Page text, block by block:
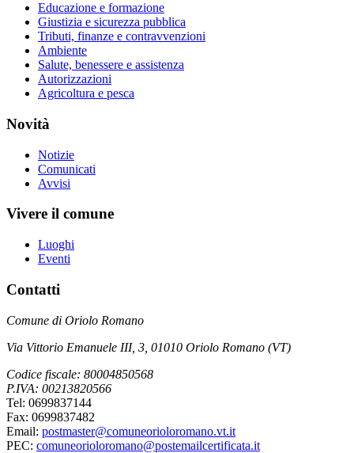
Educazione e formazione
Giustizia e sicurezza pubblica
Tributi, finanze e contravvenzioni
Ambiente
Salute, benessere e assistenza
Autorizzazioni
Agricoltura e pesca
Novità
Notizie
Comunicati
Avvisi
Vivere il comune
Luoghi
Eventi
Contatti
Comune di Oriolo Romano
Via Vittorio Emanuele III, 3, 01010 Oriolo Romano (VT)
Codice fiscale: 80004850568
P.IVA: 00213820566
Tel: 0699837144
Fax: 0699837482
Email: postmaster@comuneorioloromano.vt.it
PEC: comuneorioloromano@postemailcertificata.it